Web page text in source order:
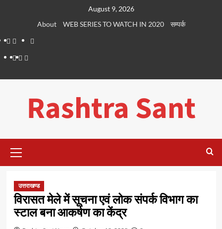
August 9, 2026
About
WEB SERIES TO WATCH IN 2020
सम्पर्क
About
WEB
SERIES
Dehradun
LifePlaces
सम्पर्क
Rashtra Sant
Menu
उत्तराखण्ड
विरासत मेले में सूचना एवं लोक संपर्क विभाग का
स्टाल बना आकर्षण का केंद्र